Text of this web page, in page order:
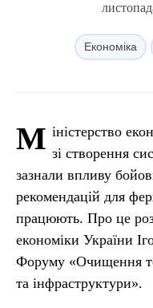
Економіка
М іністерство
зі створення
зазнали впливу
рекомендацій для
працюють. Про це
економіки України
Форуму «Очищення
та інфраструктури».